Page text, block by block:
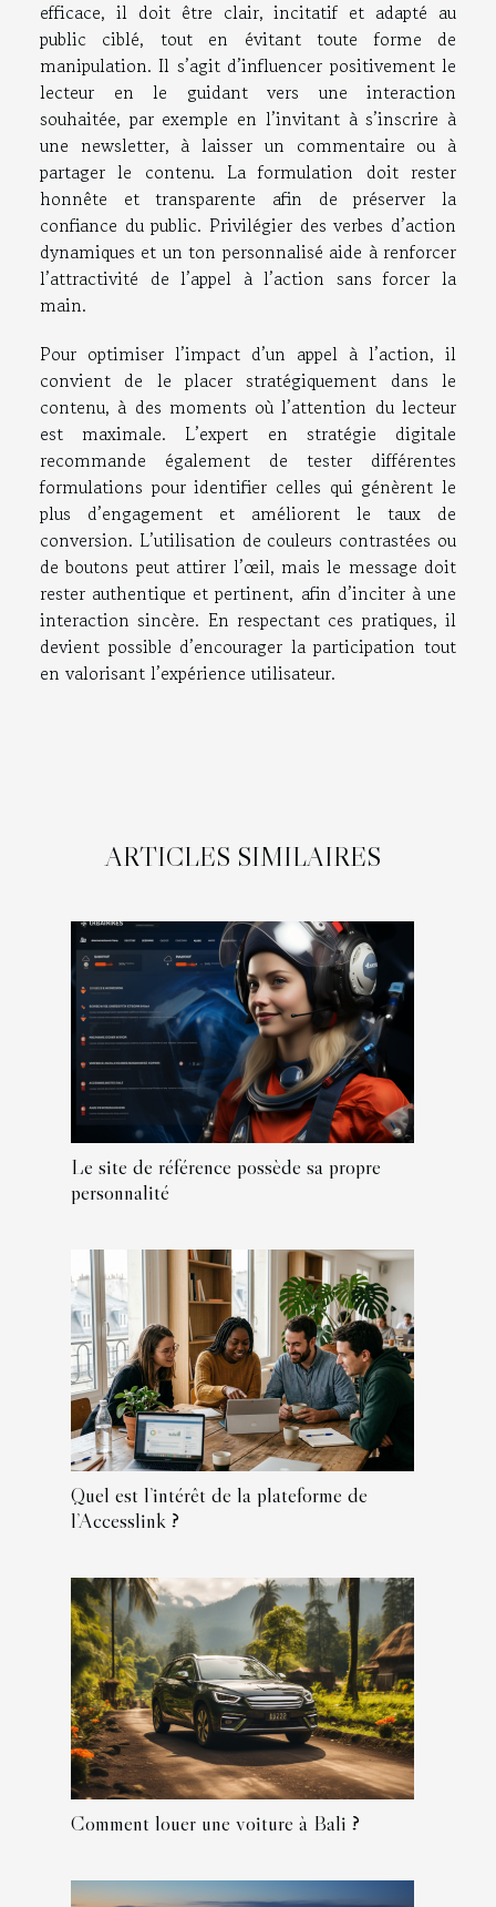
efficace, il doit être clair, incitatif et adapté au
public ciblé, tout en évitant toute forme de
manipulation. Il s’agit d’influencer positivement le
lecteur en le guidant vers une interaction
souhaitée, par exemple en l’invitant à s’inscrire à
une newsletter, à laisser un commentaire ou à
partager le contenu. La formulation doit rester
honnête et transparente afin de préserver la
confiance du public. Privilégier des verbes d’action
dynamiques et un ton personnalisé aide à renforcer
l’attractivité de l’appel à l’action sans forcer la
main.
Pour optimiser l’impact d’un appel à l’action, il
convient de le placer stratégiquement dans le
contenu, à des moments où l’attention du lecteur
est maximale. L’expert en stratégie digitale
recommande également de tester différentes
formulations pour identifier celles qui génèrent le
plus d’engagement et améliorent le taux de
conversion. L’utilisation de couleurs contrastées ou
de boutons peut attirer l’œil, mais le message doit
rester authentique et pertinent, afin d’inciter à une
interaction sincère. En respectant ces pratiques, il
devient possible d’encourager la participation tout
en valorisant l’expérience utilisateur.
ARTICLES SIMILAIRES
Le site de référence possède sa propre
personnalité
Quel est l’intérêt de la plateforme de
l’Accesslink ?
Comment louer une voiture à Bali ?